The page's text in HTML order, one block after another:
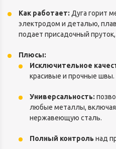
Как работает: Дуга горит
электродом и деталью,
подает присадочный
Плюсы:
Исключительное
красивые и прочные швы.
Универсальность:
любые металлы,
нержавеющую сталь.
Полный контроль над